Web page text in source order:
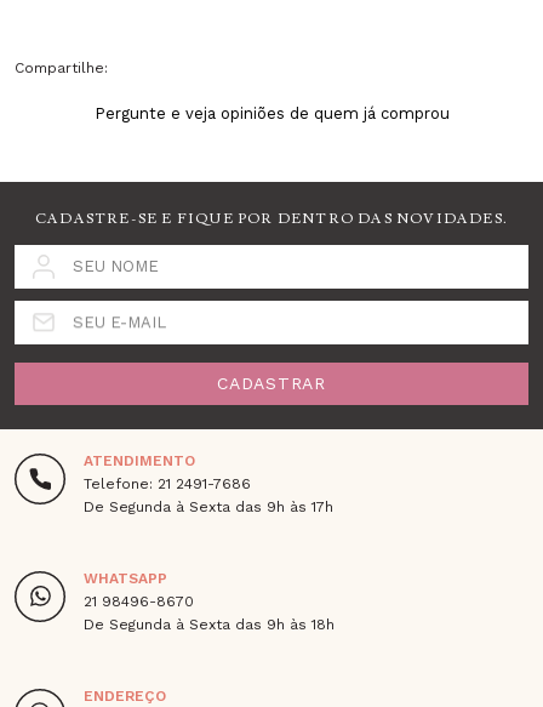
Compartilhe:
Pergunte e veja opiniões de quem já comprou
CADASTRE-SE E FIQUE POR DENTRO DAS NOVIDADES.
SEU NOME
SEU E-MAIL
CADASTRAR
ATENDIMENTO
Telefone: 21 2491-7686
De Segunda à Sexta das 9h às 17h
WHATSAPP
21 98496-8670
De Segunda à Sexta das 9h às 18h
ENDEREÇO